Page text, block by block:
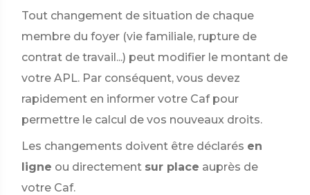
Tout changement de situation de chaque
membre du foyer (vie familiale, rupture de
contrat de travail...) peut modifier le montant de
votre APL. Par conséquent, vous devez
rapidement en informer votre Caf pour
permettre le calcul de vos nouveaux droits.
Les changements doivent être déclarés en
ligne ou directement sur place auprès de
votre Caf.